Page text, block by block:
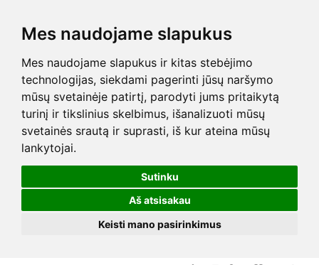
Mes naudojame slapukus
Mes naudojame slapukus ir kitas stebėjimo
technologijas, siekdami pagerinti jūsų naršymo
mūsų svetainėje patirtį, parodyti jums pritaikytą
turinį ir tikslinius skelbimus, išanalizuoti mūsų
svetainės srautą ir suprasti, iš kur ateina mūsų
lankytojai.
Sutinku
Aš atsisakau
Keisti mano pasirinkimus